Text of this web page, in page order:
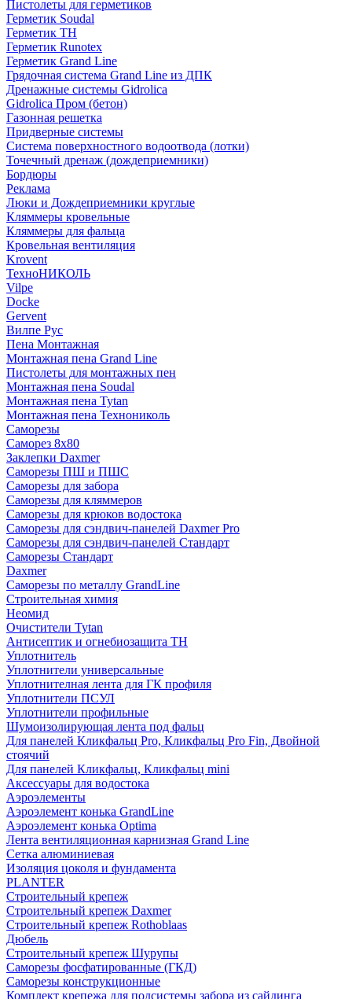
Пистолеты для герметиков
Герметик Soudal
Герметик ТН
Герметик Runotex
Герметик Grand Line
Грядочная система Grand Line из ДПК
Дренажные системы Gidrolica
Gidrolica Пром (бетон)
Газонная решетка
Придверные системы
Система поверхностного водоотвода (лотки)
Точечный дренаж (дождеприемники)
Бордюры
Рекламa
Люки и Дождеприемники круглые
Кляммеры кровельные
Кляммеры для фальца
Кровельная вентиляция
Krovent
ТехноНИКОЛЬ
Vilpe
Docke
Gervent
Вилпе Рус
Пена Монтажнaя
Монтажная пена Grand Linе
Пистолеты для монтажных пен
Монтажная пена Soudal
Монтажная пена Tytan
Монтажная пена Технониколь
Саморезы
Саморез 8х80
Заклепки Daxmer
Саморезы ПШ и ПШС
Саморезы для забора
Саморезы для кляммеров
Саморезы для крюков водостока
Саморезы для сэндвич-панелей Daxmer Pro
Саморезы для сэндвич-панелей Стандарт
Саморезы Стандарт
Daxmer
Саморезы по металлу GrandLine
Строительная химия
Неомид
Очистители Tytan
Антисептик и огнебиозащита ТН
Уплотнитель
Уплотнители универсальные
Уплотнителная лента для ГК профиля
Уплотнители ПСУЛ
Уплотнители профильные
Шумоизолирующая лента под фальц
Для панелей Кликфальц Pro, Кликфальц Pro Fin, Двойной
стоячий
Для панелей Кликфальц, Кликфальц mini
Аксессуары для водостока
Аэроэлементы
Аэроэлемент конька GrandLine
Аэроэлемент конька Optima
Лента вентиляционная карнизная Grand Line
Сетка алюминиевая
Изоляция цоколя и фундамента
PLANTER
Строительный крепеж
Строительный крепеж Daxmer
Строительный крепеж Rothoblaas
Дюбель
Строительный крепеж Шурупы
Саморeзы фосфатированные (ГКД)
Саморезы конструкционные
Комплект крепежа для подсистемы забора из сайдинга